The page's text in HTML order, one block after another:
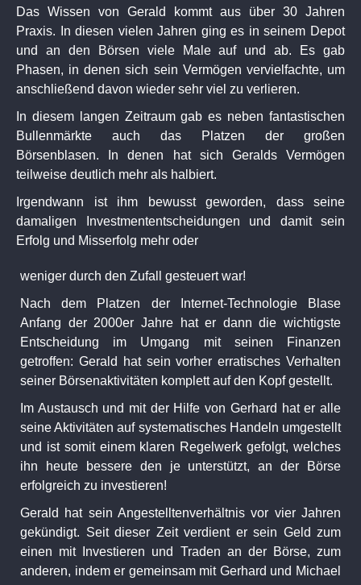
Das Wissen von Gerald kommt aus über 30 Jahren
Praxis. In diesen vielen Jahren ging es in seinem Depot
und an den Börsen viele Male auf und ab. Es gab
Phasen, in denen sich sein Vermögen vervielfachte, um
anschließend davon wieder sehr viel zu verlieren.
In diesem langen Zeitraum gab es neben fantastischen
Bullenmärkte auch das Platzen der großen
Börsenblasen. In denen hat sich Geralds Vermögen
teilweise deutlich mehr als halbiert.
Irgendwann ist ihm bewusst geworden, dass seine
damaligen Investmententscheidungen und damit sein
Erfolg und Misserfolg mehr oder
weniger durch den Zufall gesteuert war!
Nach dem Platzen der Internet-Technologie Blase
Anfang der 2000er Jahre hat er dann die wichtigste
Entscheidung im Umgang mit seinen Finanzen
getroffen: Gerald hat sein vorher erratisches Verhalten
seiner Börsenaktivitäten komplett auf den Kopf gestellt.
Im Austausch und mit der Hilfe von Gerhard hat er alle
seine Aktivitäten auf systematisches Handeln umgestellt
und ist somit einem klaren Regelwerk gefolgt, welches
ihn heute bessere den je unterstützt, an der Börse
erfolgreich zu investieren!
Gerald hat sein Angestelltenverhältnis vor vier Jahren
gekündigt. Seit dieser Zeit verdient er sein Geld zum
einen mit Investieren und Traden an der Börse, zum
anderen, indem er gemeinsam mit Gerhard und Michael